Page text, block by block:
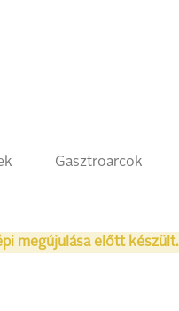
Gasztroarcok
megújulása előtt készült.